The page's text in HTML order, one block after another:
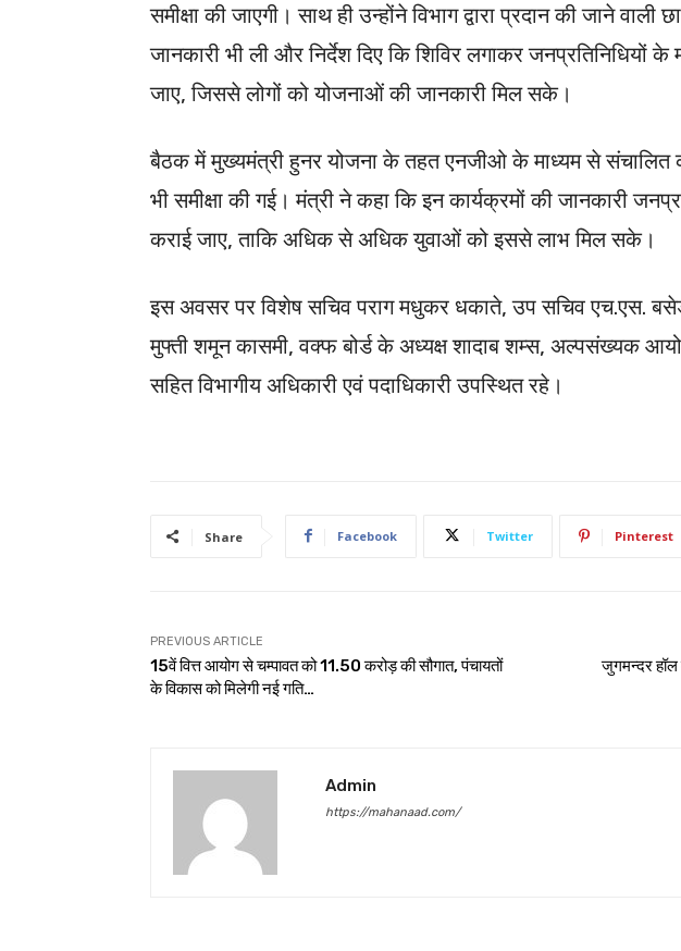
समीक्षा की जाएगी। साथ ही उन्होंने विभाग द्वारा प्रदान की जाने वाली
जानकारी भी ली और निर्देश दिए कि शिविर लगाकर जनप्रतिनिधियों के
जाए, जिससे लोगों को योजनाओं की जानकारी मिल सके।
बैठक में मुख्यमंत्री हुनर योजना के तहत एनजीओ के माध्यम से संचालित
भी समीक्षा की गई। मंत्री ने कहा कि इन कार्यक्रमों की जानकारी
कराई जाए, ताकि अधिक से अधिक युवाओं को इससे लाभ मिल सके।
इस अवसर पर विशेष सचिव पराग मधुकर धकाते, उप सचिव एच.एस.
मुफ्ती शमून कासमी, वक्फ बोर्ड के अध्यक्ष शादाब शम्स, अल्पसंख्यक
सहित विभागीय अधिकारी एवं पदाधिकारी उपस्थित रहे।
Share Facebook Twitter Pinterest
PREVIOUS ARTICLE
15वें वित्त आयोग से चम्पावत को ₹11.50 करोड़ की सौगात, पंचायतों
के विकास को मिलेगी नई गति…
जुगमन्दर हॉल
Admin
https://mahanaad.com/